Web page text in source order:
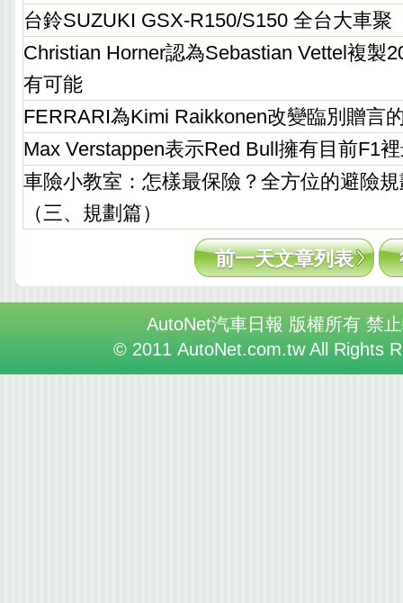
台鈴SUZUKI GSX-R150/S150 全台大車聚
Christian Horner認為Sebastian Vettel複製
有可能
FERRARI為Kimi Raikkonen改變臨別贈言
Max Verstappen表示Red Bull擁有目前F1
車險小教室：怎樣最保險？全方位的避險
（三、規劃篇）
前一天文章列表
AutoNet汽車日報 版權所有 禁
© 2011 AutoNet.com.tw All Rights